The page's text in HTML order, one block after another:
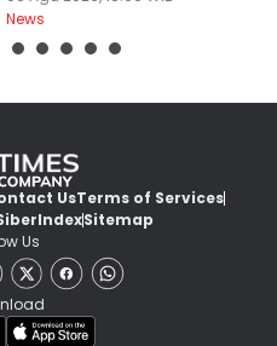
News
UsTerms of Services
IndexSitemap
Us